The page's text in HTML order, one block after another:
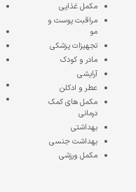
مکمل غذایی
مراقبت پوست و
مو
تجهیزات پزشکی
مادر و کودک
آرایشی
عطر و ادکلن
مکمل های کمک
درمانی
بهداشتی
بهداشت جنسی
مکمل ورزشی